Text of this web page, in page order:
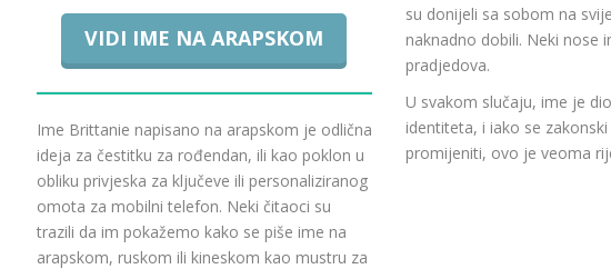
VIDI IME NA ARAPSKOM
Ime Brittanie napisano na arapskom je odlična
ideja za čestitku za rođendan, ili kao poklon u
obliku privjeska za ključeve ili personaliziranog
omota za mobilni telefon. Neki čitaoci su
trazili da im pokažemo kako se piše ime na
arapskom, ruskom ili kineskom kao mustru za
su donijeli sa sobom na
naknadno dobili. Neki nose
pradjedova.
U svakom slučaju, ime je
identiteta, i iako se
promijeniti, ovo je veoma